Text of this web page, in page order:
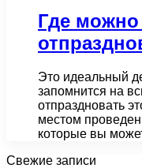
Где можно
Это идеальный
запомнится на
отпраздновать
местом
которые вы
Свежие записи